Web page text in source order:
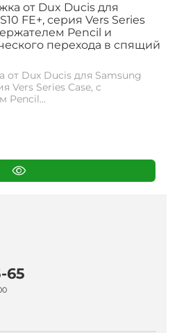
от Dux Ducis для
FE+, серия Vers Series
Pencil и
перехода в спящий
от Dux Ducis для Samsung
Vers Series Case, с
Pencil...
65